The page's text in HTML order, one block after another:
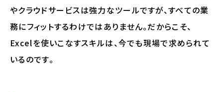
やクラウドサービスは強力なツールですが、すべての業
務にフィットするわけではありません。だからこそ、
Excelを使いこなすスキルは、今でも現場で求められて
いるのです。